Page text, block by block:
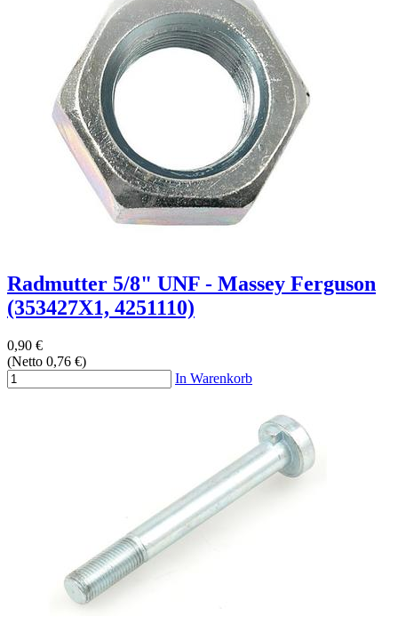
Radmutter 5/8" UNF - Massey Ferguson
(353427X1, 4251110)
0,90 €
(Netto 0,76 €)
In Warenkorb